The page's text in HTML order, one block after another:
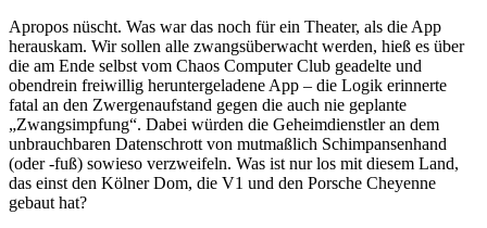
Apropos nüscht. Was war das noch für ein Theater, als die App
herauskam. Wir sollen alle zwangsüberwacht werden, hieß es über
die am Ende selbst vom Chaos Computer Club geadelte und
obendrein freiwillig heruntergeladene App – die Logik erinnerte
fatal an den Zwergenaufstand gegen die auch nie geplante
„Zwangsimpfung“. Dabei würden die Geheimdienstler an dem
unbrauchbaren Datenschrott von mutmaßlich Schimpansenhand
(oder -fuß) sowieso verzweifeln. Was ist nur los mit diesem Land,
das einst den Kölner Dom, die V1 und den Porsche Cheyenne
gebaut hat?